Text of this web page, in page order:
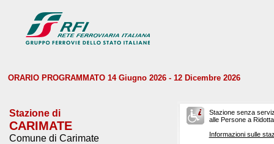
ORARIO PROGRAMMATO 14 Giugno 2026 - 12 Dicembre 2026
Stazione di
CARIMATE
Comune di Carimate
Stazione senza
alle Persone a
Informazioni sulle